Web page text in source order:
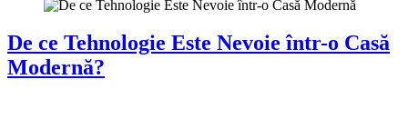
De ce Tehnologie Este Nevoie într-o Casă
Modernă?